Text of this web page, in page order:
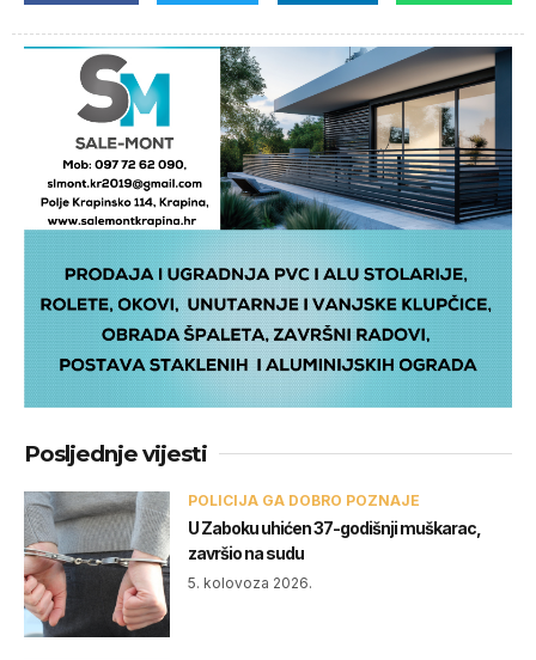
Posljednje vijesti
POLICIJA GA DOBRO POZNAJE
U Zaboku uhićen 37-godišnji muškarac,
završio na sudu
5. kolovoza 2026.